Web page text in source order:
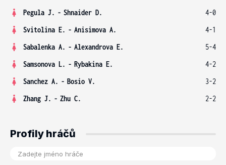
Pegula J. - Shnaider D.
4-0
Svitolina E. - Anisimova A.
4-1
Sabalenka A. - Alexandrova E.
5-4
Samsonova L. - Rybakina E.
4-2
Sanchez A. - Bosio V.
3-2
Zhang J. - Zhu C. 2-2
Profily hráčů